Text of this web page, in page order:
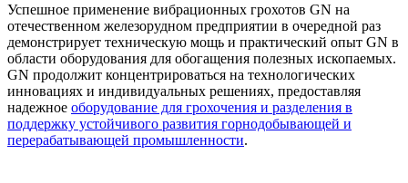
Успешное применение вибрационных грохотов GN на
отечественном железорудном предприятии в очередной раз
демонстрирует техническую мощь и практический опыт GN в
области оборудования для обогащения полезных ископаемых.
GN продолжит концентрироваться на технологических
инновациях и индивидуальных решениях, предоставляя
надежное оборудование для грохочения и разделения в
поддержку устойчивого развития горнодобывающей и
перерабатывающей промышленности.